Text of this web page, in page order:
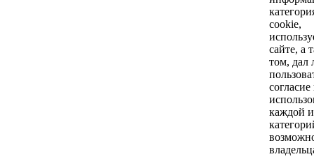
cookie,
сайте, а
том, дал
согласие
каждой